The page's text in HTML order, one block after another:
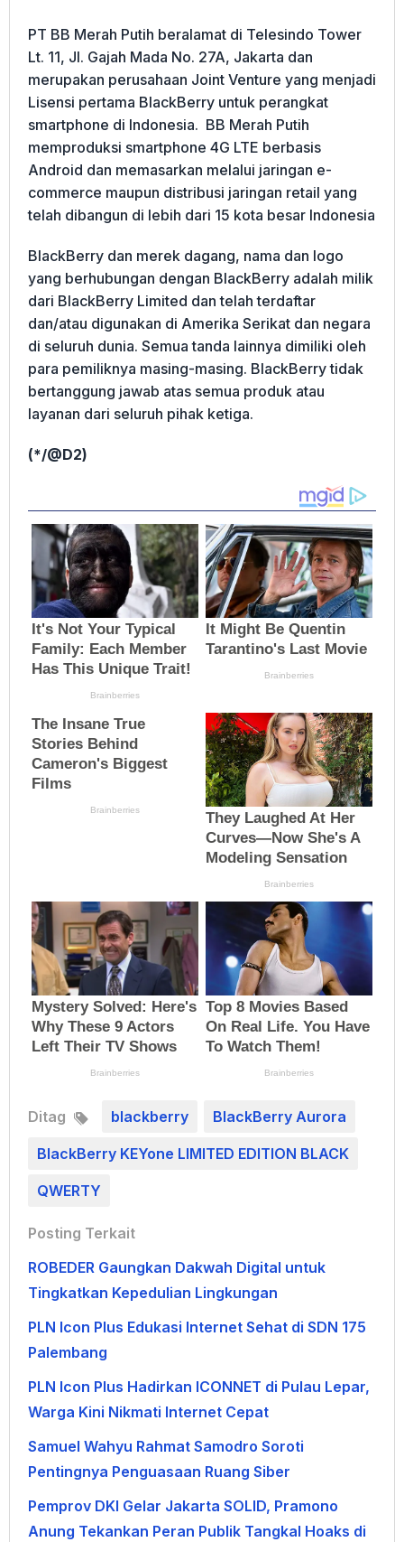
PT BB Merah Putih beralamat di Telesindo Tower
Lt. 11, Jl. Gajah Mada No. 27A, Jakarta dan
merupakan perusahaan Joint Venture yang menjadi
Lisensi pertama BlackBerry untuk perangkat
smartphone di Indonesia. BB Merah Putih
memproduksi smartphone 4G LTE berbasis
Android dan memasarkan melalui jaringan e-
commerce maupun distribusi jaringan retail yang
telah dibangun di lebih dari 15 kota besar Indonesia
BlackBerry dan merek dagang, nama dan logo
yang berhubungan dengan BlackBerry adalah milik
dari BlackBerry Limited dan telah terdaftar
dan/atau digunakan di Amerika Serikat dan negara
di seluruh dunia. Semua tanda lainnya dimiliki oleh
para pemiliknya masing-masing. BlackBerry tidak
bertanggung jawab atas semua produk atau
layanan dari seluruh pihak ketiga.
(*/@D2)
Ditag blackberry BlackBerry Aurora
BlackBerry KEYone LIMITED EDITION BLACK
QWERTY
Posting Terkait
ROBEDER Gaungkan Dakwah Digital untuk
Tingkatkan Kepedulian Lingkungan
PLN Icon Plus Edukasi Internet Sehat di SDN 175
Palembang
PLN Icon Plus Hadirkan ICONNET di Pulau Lepar,
Warga Kini Nikmati Internet Cepat
Samuel Wahyu Rahmat Samodro Soroti
Pentingnya Penguasaan Ruang Siber
Pemprov DKI Gelar Jakarta SOLID, Pramono
Anung Tekankan Peran Publik Tangkal Hoaks di